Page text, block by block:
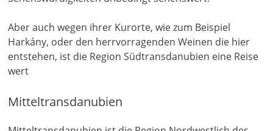
Aber auch wegen ihrer Kurorte, wie zum Beispiel
Harkány, oder den herrvorragenden Weinen die hier
entstehen, ist die Region Südtransdanubien eine Reise
wert
Mitteltransdanubien